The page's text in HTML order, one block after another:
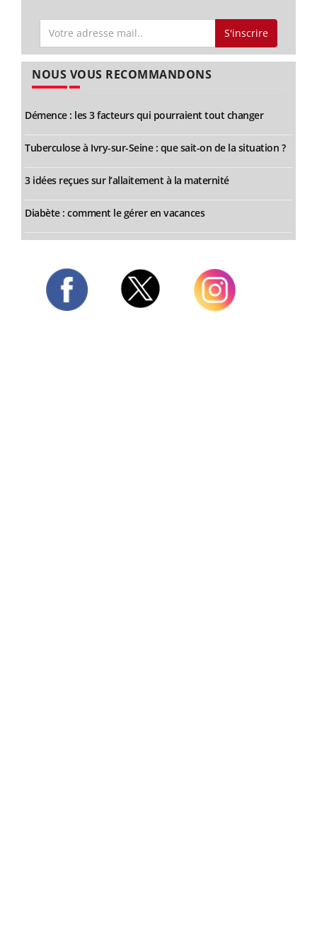
S'inscrire
NOUS VOUS RECOMMANDONS
Démence : les 3 facteurs qui pourraient tout changer
Tuberculose à Ivry-sur-Seine : que sait-on de la situation ?
3 idées reçues sur l’allaitement à la maternité
Diabète : comment le gérer en vacances